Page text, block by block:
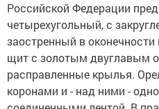
Российской Федерации
четырехугольный, с
заостренный в
щит с золотым двуглавым
расправленные крылья.
коронами и - над ними -